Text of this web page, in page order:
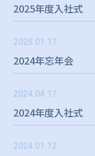
2025年度入社式
2025.01.17
2024年忘年会
2024.04.17
2024年度入社式
2024.01.12